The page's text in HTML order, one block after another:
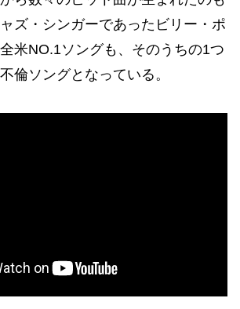
ズ・シンガーであったビリー・ポ
米NO.1ソングも、そのうちの1つ
倫ソングとなっている。